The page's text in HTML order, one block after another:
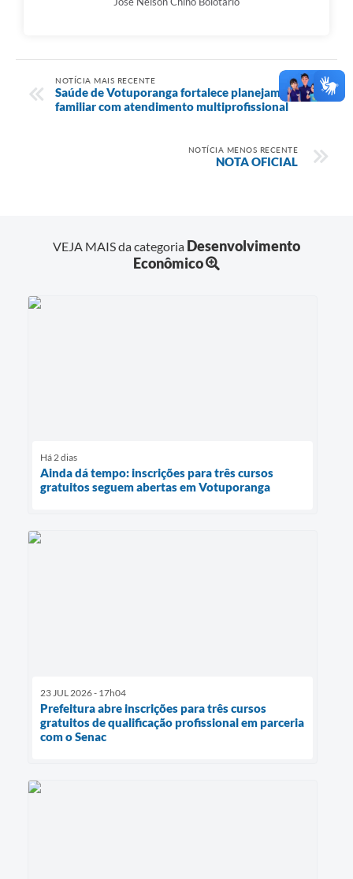
NOTÍCIA MAIS RECENTE
Saúde de Votuporanga fortalece planejamento
familiar com atendimento multiprofissional
NOTÍCIA MENOS RECENTE
NOTA OFICIAL
VEJA MAIS da categoria Desenvolvimento
Econômico
Há 2 dias
Ainda dá tempo: inscrições para três cursos
gratuitos seguem abertas em Votuporanga
23 JUL 2026 - 17h04
Prefeitura abre inscrições para três cursos
gratuitos de qualificação profissional em parceria
com o Senac